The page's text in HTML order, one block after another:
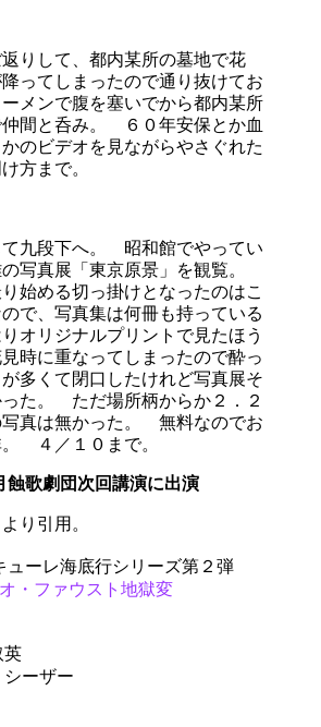
りして、都内某所の墓地で花
ってしまったので通り抜けてお
メンで腹を塞いでから都内某所
仲間と呑み。 ６０年安保とか血
のビデオを見ながらやさぐれた
方まで。
て九段下へ。 昭和館でやってい
の写真展「東京原景」を観覧。
始める切っ掛けとなったのはこ
で、写真集は何冊も持っている
オリジナルプリントで見たほう
時に重なってしまったので酔っ
多くて閉口したけれど写真展そ
た。 ただ場所柄からか２．２
写真は無かった。 無料なのでお
４／１０まで。
歌劇団次回講演に出演
より引用。
ューレ海底行シリーズ第２弾
・ファウスト地獄変
ーザー